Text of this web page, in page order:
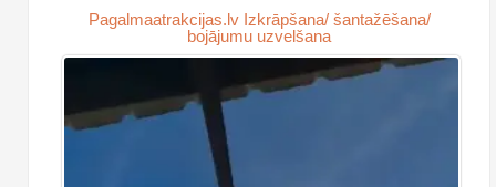
Pagalmaatrakcijas.lv Izkrāpšana/ šantažēšana/
bojājumu uzvelšana